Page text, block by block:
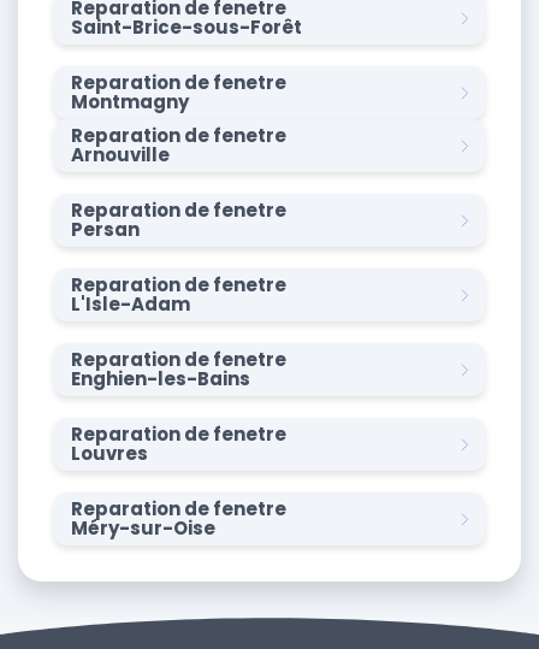
Reparation de fenetre
Saint-Brice-sous-Forêt
Reparation de fenetre
Montmagny
Reparation de fenetre
Arnouville
Reparation de fenetre
Persan
Reparation de fenetre
L'Isle-Adam
Reparation de fenetre
Enghien-les-Bains
Reparation de fenetre
Louvres
Reparation de fenetre
Méry-sur-Oise